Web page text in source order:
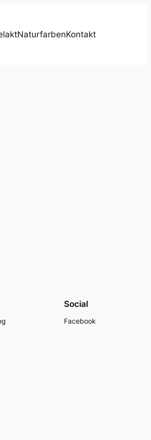
NaturfarbenKontakt
Social
Facebook